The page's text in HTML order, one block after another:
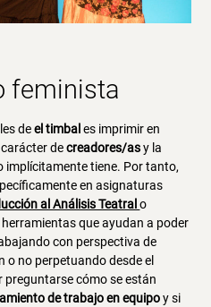
feminista
deel timbales imprimir en
carácter decreadores/asy la
implícitamente tiene. Por tanto,
en asignaturas
al Análisis Teatralo
que ayudan a poder
con perspectiva de
o no perpetuando desde el
preguntarse cómo se están
de trabajo en equipoy si